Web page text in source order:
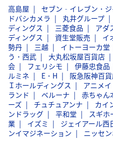
高島屋 セブン‐イレブン・
ドバシカメラ
丸井グループ
ディングス
三菱食品 アダ
ディングス
資生堂販売 イ
勢丹
三越 イトーヨーカ堂
う・西武
大丸松坂屋百貨店
会
フェリシモ 伊藤忠食品
ルミネ
E・H 阪急阪神百
Ｉホールディングス
アニメイ
ランド
ベルーナ 赤ちゃん
ーズ
チュチュアンナ カイ
ンドラッグ
平和堂 スギホ
業
イズミ ジェイアール西
ンイマジネーション
ニッセ